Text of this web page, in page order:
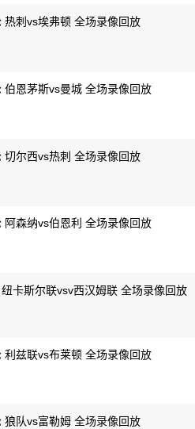
刺vs埃弗顿 全场录像回放
恩茅斯vs曼城 全场录像回放
尔西vs热刺 全场录像回放
森纳vs伯恩利 全场录像回放
卡斯尔联vsv西汉姆联 全场录像回放
兹联vs布莱顿 全场录像回放
队vs富勒姆 全场录像回放